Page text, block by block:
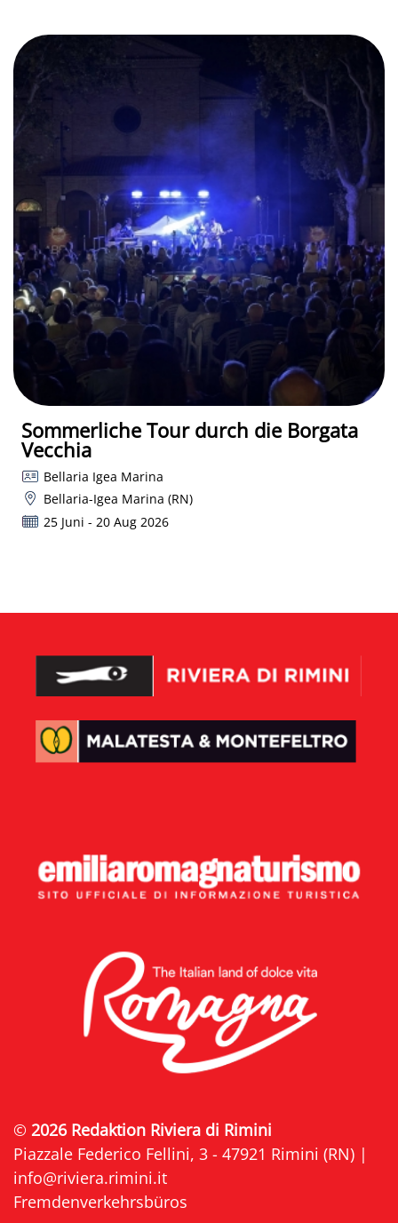
Sommerliche Tour durch die Borgata
Vecchia
Bellaria Igea Marina
Bellaria-Igea Marina (RN)
25 Juni - 20 Aug 2026
© 2026 Redaktion Riviera di Rimini
Piazzale Federico Fellini, 3 - 47921 Rimini (RN) |
info@riviera.rimini.it
Fremdenverkehrsbüros